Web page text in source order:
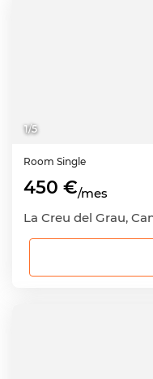
1/5
Room Single
450 €/mes